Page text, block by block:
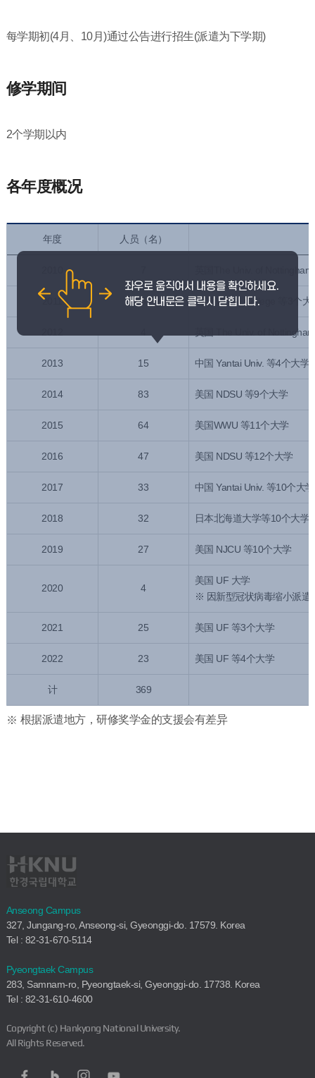
每学期初(4月、10月)通过公告进行招生(派遣为下学期)
修学期间
2个学期以内
各年度概况
年度 人员（名）
英国The Univ. of
2011 5 英国 Writtle College 等3个大
英国 The Univ. of
2013 15 中国 Yantai Univ. 等4个大学
2014 83 美国 NDSU 等9个大学
2015 64 美国WWU 等11个大学
2016 47 美国 NDSU 等12个大学
2017 33 中国 Yantai Univ. 等10个大学
2018 32 日本北海道大学等10个大学
2019 27 美国 NJCU 等10个大学
2020 4
美国 UF 大学
※ 因新型冠状病毒缩小派遣
2021 25 美国 UF 等3个大学
2022 23 美国 UF 等4个大学
计 369
根据派遣地方，研修奖学金的支援会有差异
Anseong Campus
327, Jungang-ro, Anseong-si, Gyeonggi-do. 17579. Korea
Tel : 82-31-670-5114
Pyeongtaek Campus
283, Samnam-ro, Pyeongtaek-si, Gyeonggi-do. 17738. Korea
Tel : 82-31-610-4600
Copyright (c) Hankyong National University.
All Rights Reserved.